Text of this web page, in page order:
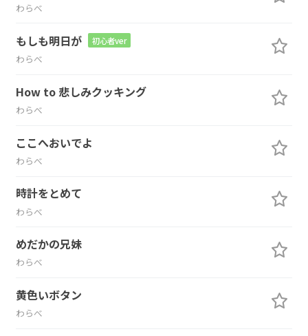
わらべ
もしも明日が 初心者ver
わらべ
How to 悲しみクッキング
わらべ
ここへおいでよ
わらべ
時計をとめて
わらべ
めだかの兄妹
わらべ
黄色いボタン
わらべ